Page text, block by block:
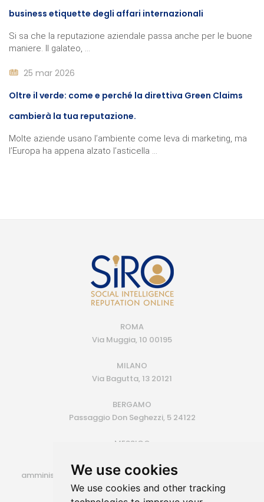
We use cookies
We use cookies and other tracking
business etiquette degli affari internazionali
Si sa che la reputazione aziendale passa anche per le buone
maniere. Il galateo, ...
25 mar 2026
Oltre il verde: come e perché la direttiva Green Claims
cambierà la tua reputazione.
Molte aziende usano l’ambiente come leva di marketing, ma
l’Europa ha appena alzato l’asticella ...
ROMA
Via Muggia, 10 00195
MILANO
Via Bagutta, 13 20121
BERGAMO
Passaggio Don Seghezzi, 5 24122
MESSICO
amministrazione@siroconsulting.com | +39.335.6409500
P.IVA 14725801006